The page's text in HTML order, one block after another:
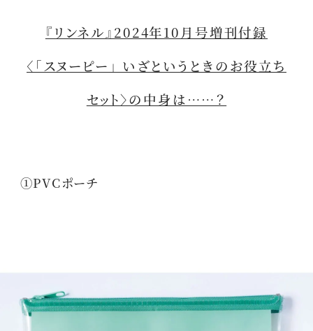
『リンネル』2024年10月号増刊付録
〈「スヌーピー」 いざというときのお役立ち
セット〉の中身は……？
①PVCポーチ